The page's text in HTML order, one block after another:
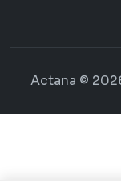
Actana ©